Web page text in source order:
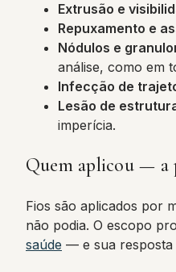
Extrusão e
Repuxamento e
Nódulos e
análise, como em
Infecção de
Lesão de
imperícia.
Quem aplicou — a
Fios são aplicados por
não podia. O escopo
saúde — e sua resposta